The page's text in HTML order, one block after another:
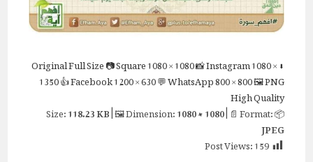
⬇ Original
Full Size📷 Square1080 × 1080📸 Instagram1080 ×
1350👍 Facebook1200 × 630💬 WhatsApp800 × 800🖼 PNG
High Quality
📦 Size:
118.23 KB| 🖼 Dimension:1080 × 1080| 📄 Format:
JPEG
Post Views:159